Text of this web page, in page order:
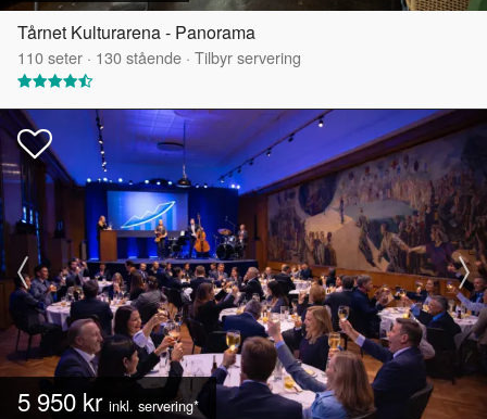
Tårnet Kulturarena - Panorama
110seter · 130stående · Tilbyr servering
5 950 kr inkl. servering*